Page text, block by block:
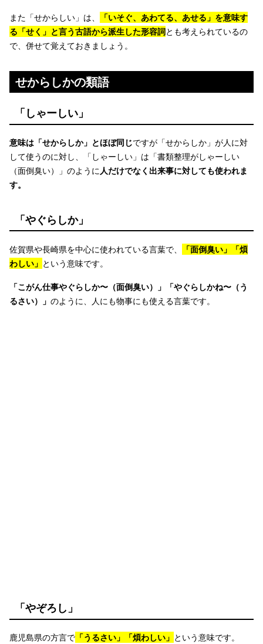
また「せからしい」は、
「いそぐ、あわてる、あせる」を意味す
る「せく」と言う古語から派生した形容詞とも考えられているの
で、併せて覚えておきましょう。
せからしかの類語
「しゃーしい」
意味は「せからしか」とほぼ同じですが「せからしか」が人に対
して使うのに対し、「しゃーしい」は「書類整理がしゃーしい
（面倒臭い）」のように人だけでなく出来事に対しても使われま
す。
「やぐらしか」
佐賀県や長崎県を中心に使われている言葉で、
「面倒臭い」「煩
わしい」 という意味です。
「こがん仕事やぐらしか〜（面倒臭い）」「やぐらしかね〜（う
るさい）」 のように、人にも物事にも使える言葉です。
「やぞろし」
鹿児島県の方言で 「うるさい」「煩わしい」 という意味です。